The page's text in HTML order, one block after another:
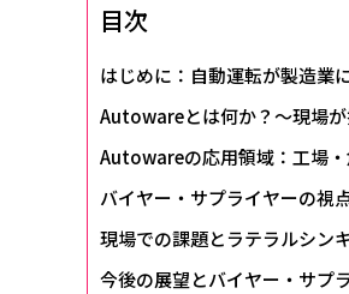
目次
はじめに：自動運転が製造業
Autowareとは何か？～現場
Autowareの応用領域：工場
バイヤー・サプライヤーの視
現場での課題とラテラルシン
今後の展望とバイヤー・サプ